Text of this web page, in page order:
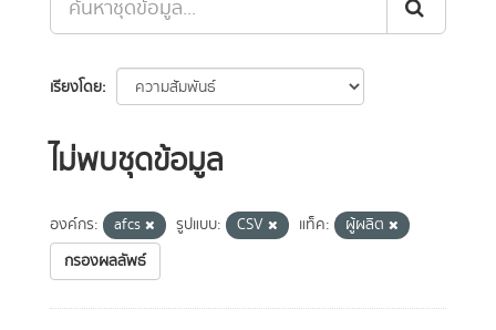
เรียงโดย
ไม่พบชุดข้อมูล
องค์กร: afcs รูปแบบ: CSV แท็ค:
ผู้ผลิต
กรองผลลัพธ์